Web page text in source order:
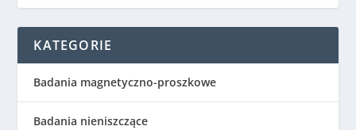
KATEGORIE
Badania magnetyczno-proszkowe
Badania nieniszczące